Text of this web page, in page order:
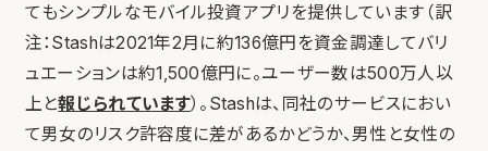
てもシンプルなモバイル投資アプリを提供しています（訳
注：Stashは2021年2月に約136億円を資金調達してバリ
ュエーションは約1,500億円に。ユーザー数は500万人以
上と報じられています）。Stashは、同社のサービスにおい
て男女のリスク許容度に差があるかどうか、男性と女性の